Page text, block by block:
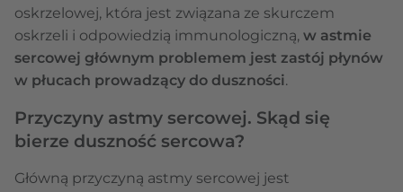
oskrzelowej, która jest związana ze skurczem
oskrzeli i odpowiedzią immunologiczną, w astmie
sercowej głównym problemem jest zastój płynów
w płucach prowadzący do duszności.
Przyczyny astmy sercowej. Skąd się
bierze duszność sercowa?
Główną przyczyną astmy sercowej jest